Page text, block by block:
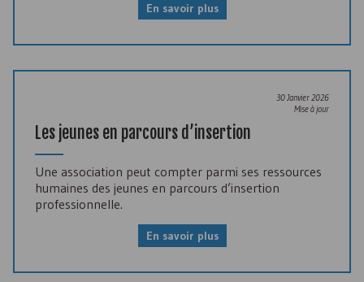
En savoir plus
30 Janvier 2026
Mise à jour
Les jeunes en parcours d’insertion
Une association peut compter parmi ses ressources
humaines des jeunes en parcours d’insertion
professionnelle.
En savoir plus